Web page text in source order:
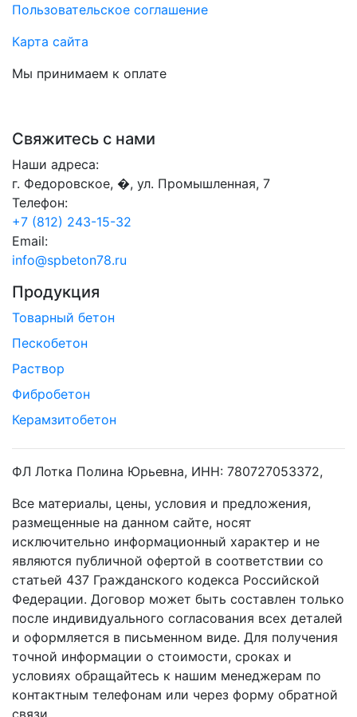
Пользовательское соглашение
Карта сайта
Мы принимаем к оплате
Свяжитесь с нами
Наши адреса:
г. Федоровское, �, ул. Промышленная, 7
Телефон:
+7 (812) 243-15-32
Email:
info@spbeton78.ru
Продукция
Товарный бетон
Пескобетон
Раствор
Фибробетон
Керамзитобетон
ФЛ Лотка Полина Юрьевна, ИНН: 780727053372,
Все материалы, цены, условия и предложения,
размещенные на данном сайте, носят
исключительно информационный характер и не
являются публичной офертой в соответствии со
статьей 437 Гражданского кодекса Российской
Федерации. Договор может быть составлен только
после индивидуального согласования всех деталей
и оформляется в письменном виде. Для получения
точной информации о стоимости, сроках и
условиях обращайтесь к нашим менеджерам по
контактным телефонам или через форму обратной
связи.